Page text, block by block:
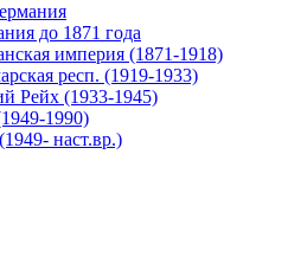
до 1871 года
империя (1871-1918)
респ. (1919-1933)
Рейх (1933-1945)
1990)
наст.вр.)